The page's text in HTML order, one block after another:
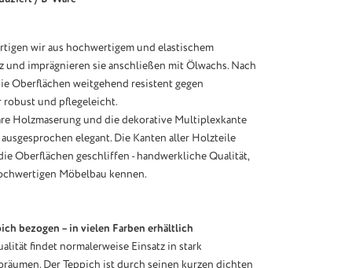
wir aus hochwertigem und elastischem
imprägnieren sie anschließen mit Ölwachs. Nach
Oberflächen weitgehend resistent gegen
robust und pflegeleicht.
Holzmaserung und die dekorative Multiplexkante
elegant. Die Kanten aller Holzteile
Oberflächen geschliffen - handwerkliche Qualität,
Möbelbau kennen.
bezogen – in vielen Farben erhältlich
findet normalerweise Einsatz in stark
Der Teppich ist durch seinen kurzen dichten